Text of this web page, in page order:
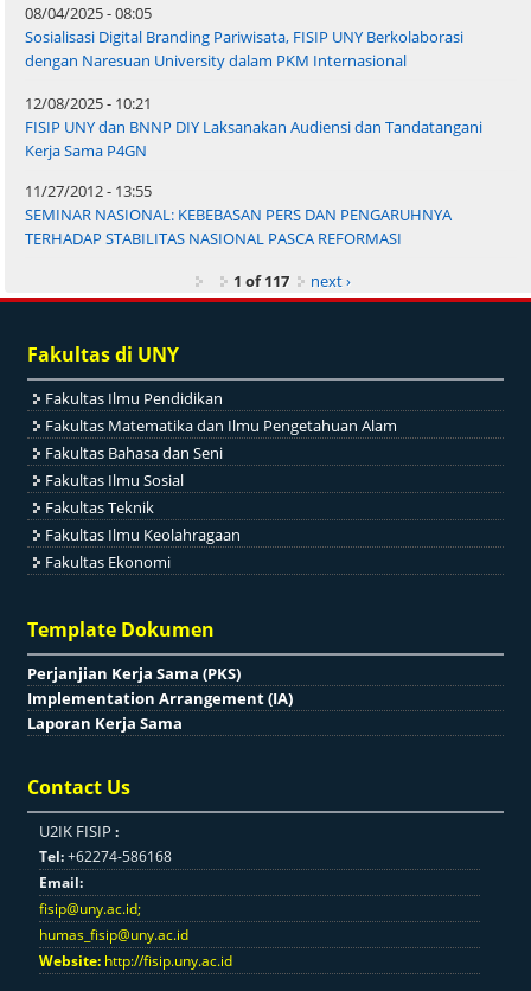
08/04/2025 - 08:05
Sosialisasi Digital Branding Pariwisata, FISIP UNY Berkolaborasi
dengan Naresuan University dalam PKM Internasional
12/08/2025 - 10:21
FISIP UNY dan BNNP DIY Laksanakan Audiensi dan Tandatangani
Kerja Sama P4GN
11/27/2012 - 13:55
SEMINAR NASIONAL: KEBEBASAN PERS DAN PENGARUHNYA
TERHADAP STABILITAS NASIONAL PASCA REFORMASI
1 of 117
next ›
Fakultas di UNY
Fakultas Ilmu Pendidikan
Fakultas Matematika dan Ilmu Pengetahuan Alam
Fakultas Bahasa dan Seni
Fakultas Ilmu Sosial
Fakultas Teknik
Fakultas Ilmu Keolahragaan
Fakultas Ekonomi
Template Dokumen
Perjanjian Kerja Sama (PKS)
Implementation Arrangement (IA)
Laporan Kerja Sama
Contact Us
U2IK FISIP :
Tel:+62274-586168
Email:
fisip@uny.ac.id;
humas_fisip@uny.ac.id
Website: http://fisip.uny.ac.id